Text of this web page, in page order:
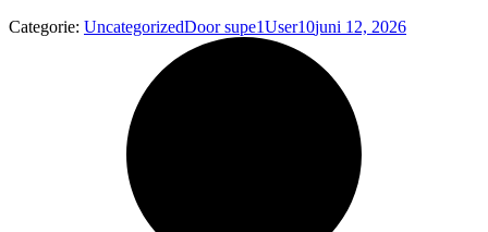
Categorie: UncategorizedDoorsupe1User10juni 12, 2026